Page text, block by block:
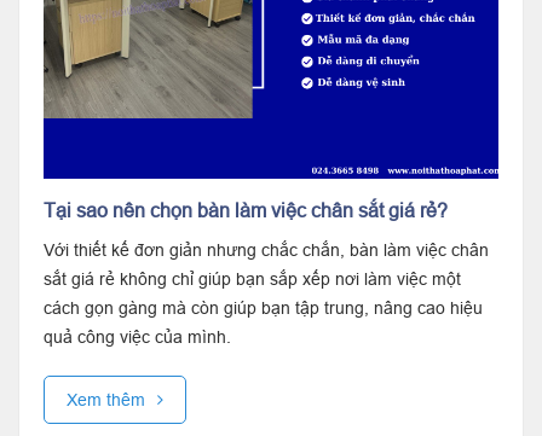
Tại sao nên chọn bàn làm việc chân sắt giá rẻ?
Với thiết kế đơn giản nhưng chắc chắn, bàn làm việc chân
sắt giá rẻ không chỉ giúp bạn sắp xếp nơi làm việc một
cách gọn gàng mà còn giúp bạn tập trung, nâng cao hiệu
quả công việc của mình.
Xem thêm